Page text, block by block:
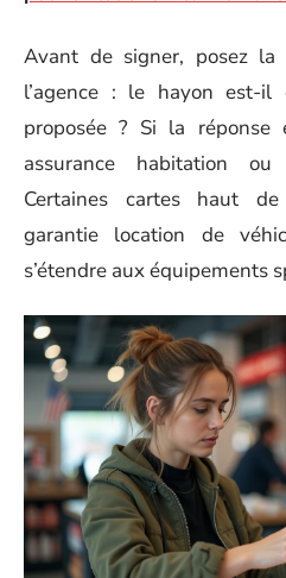
Avant de signer, posez la
l’agence : le hayon est-il
proposée ? Si la réponse
assurance habitation
Certaines cartes haut
garantie location de
s’étendre aux équipements